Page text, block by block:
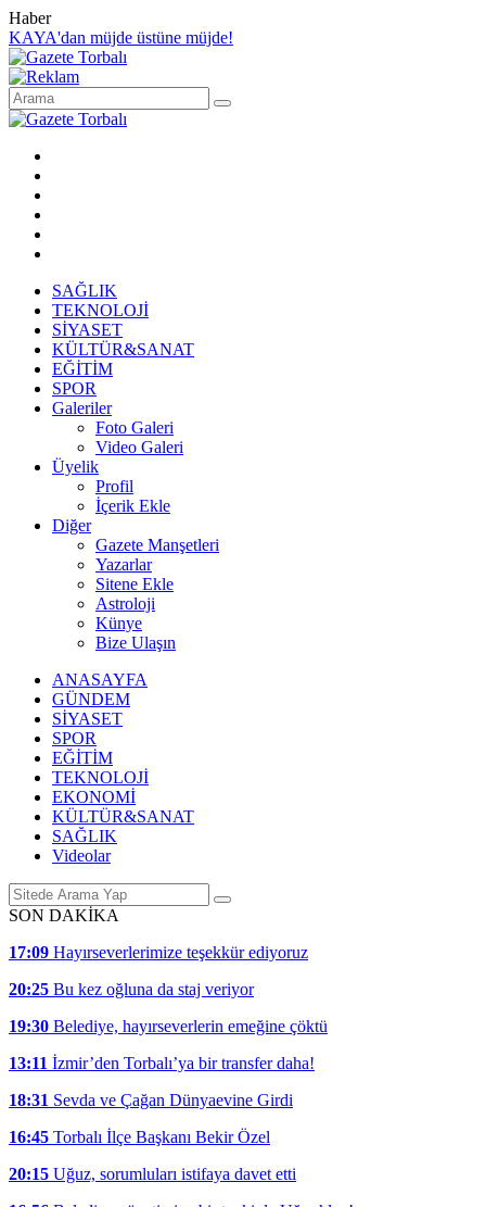
Haber
KAYA'dan müjde üstüne müjde!
SAĞLIK
TEKNOLOJİ
SİYASET
KÜLTÜR&SANAT
EĞİTİM
SPOR
Galeriler
Foto Galeri
Video Galeri
Üyelik
Profil
İçerik Ekle
Diğer
Gazete Manşetleri
Yazarlar
Sitene Ekle
Astroloji
Künye
Bize Ulaşın
ANASAYFA
GÜNDEM
SİYASET
SPOR
EĞİTİM
TEKNOLOJİ
EKONOMİ
KÜLTÜR&SANAT
SAĞLIK
Videolar
SON DAKİKA
17:09 Hayırseverlerimize teşekkür ediyoruz
20:25 Bu kez oğluna da staj veriyor
19:30 Belediye, hayırseverlerin emeğine çöktü
13:11 İzmir’den Torbalı’ya bir transfer daha!
18:31 Sevda ve Çağan Dünyaevine Girdi
16:45 Torbalı İlçe Başkanı Bekir Özel
20:15 Uğuz, sorumluları istifaya davet etti